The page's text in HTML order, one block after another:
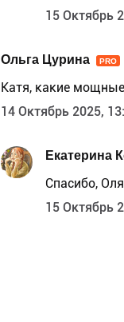
15 Октябрь
Ольга Цурина PRO
Катя, какие
14 Октябрь 2025,
Екатерина
Спасибо,
15 Октябрь